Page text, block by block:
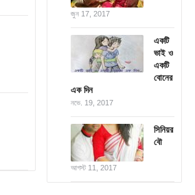
জুন 17, 2017
একটি
ভাই ও
একটি
বোনের
এক দিন
নভে. 19, 2017
সিনিয়র
বৌ
আগস্ট 11, 2017